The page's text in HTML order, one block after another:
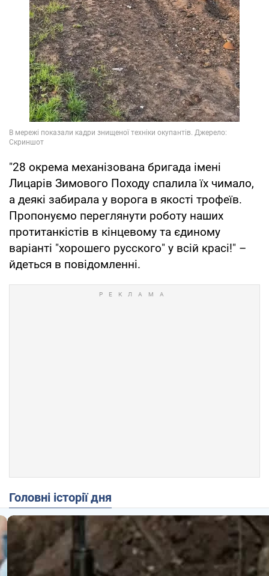
"28 окрема механізована бригада імені
Лицарів Зимового Походу спалила їх чимало,
а деякі забирала у ворога в якості трофеїв.
Пропонуємо переглянути роботу наших
протитанкістів в кінцевому та єдиному
варіанті "хорошего русского" у всій красі!" –
йдеться в повідомленні.
Головні історії дня